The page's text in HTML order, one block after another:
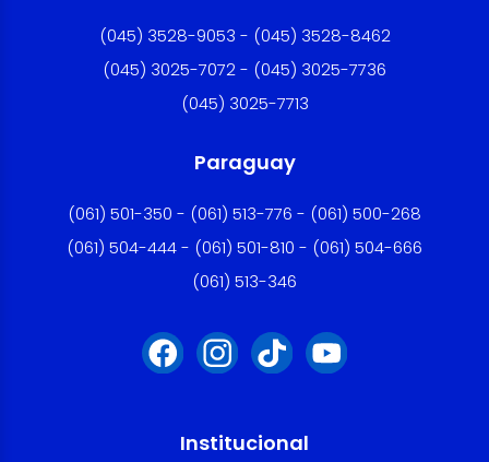
(045) 3528-9053 - (045) 3528-8462
(045) 3025-7072 - (045) 3025-7736
(045) 3025-7713
Paraguay
(061) 501-350 - (061) 513-776 - (061) 500-268
(061) 504-444 - (061) 501-810 - (061) 504-666
(061) 513-346
Institucional